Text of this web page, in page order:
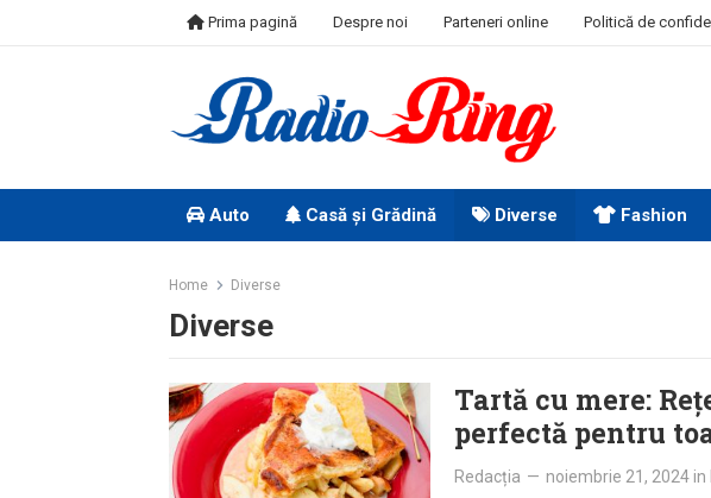
Prima pagină Despre noi Parteneri online Politică de
Auto Casă și Grădină Diverse Fashion
Home Diverse
Diverse
Tartă cu mere:
perfectă pentru
Redacția — noiembrie 21, 2024 in